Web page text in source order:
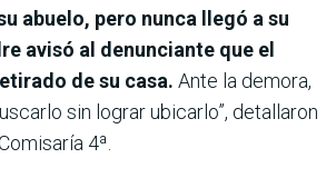
abuelo, pero nunca llegó a su
avisó al denunciante que el
de su casa. Ante la demora,
sin lograr ubicarlo”, detallaron
4ª.